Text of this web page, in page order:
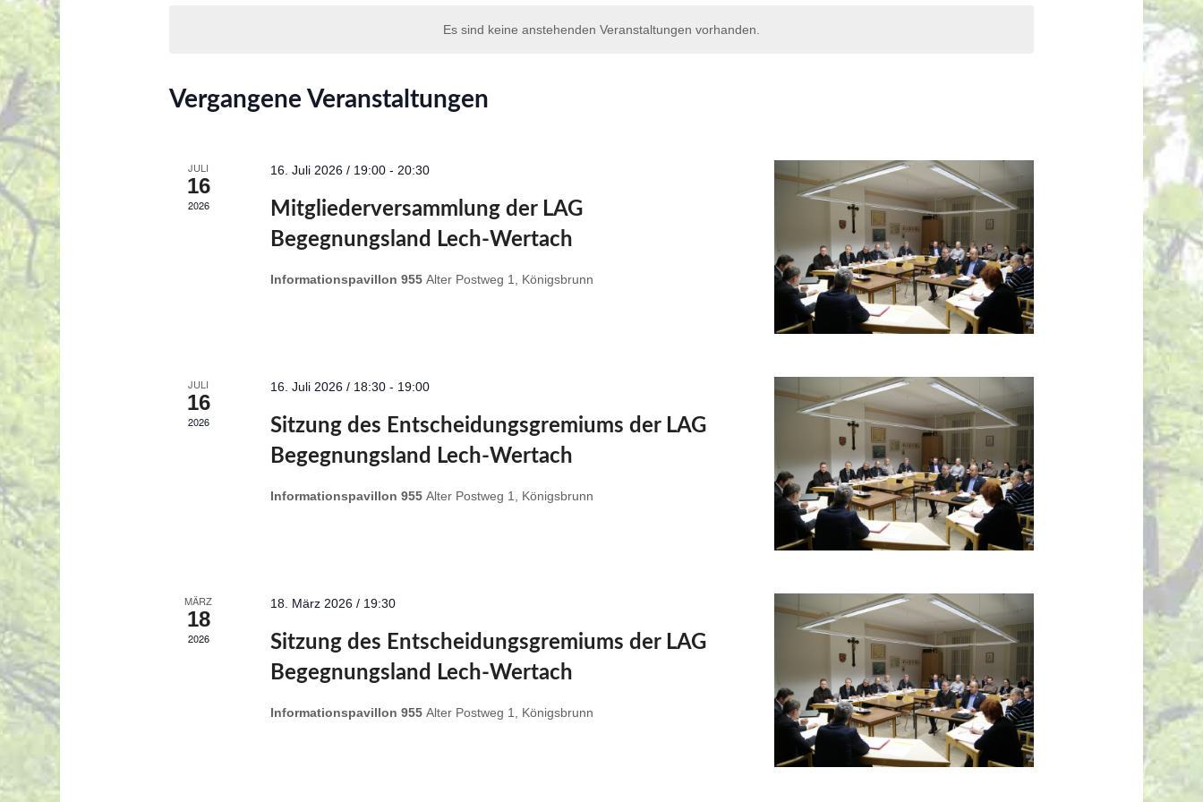
Es sind keine anstehenden Veranstaltungen vorhanden.
Kalender
Vergangene Veranstaltungen
JULI
16
2026
16. Juli 2026 / 19:00 - 20:30
Mitgliederversammlung der LAG
Begegnungsland Lech-Wertach
Informationspavillon 955 Alter Postweg 1, Königsbrunn
JULI
16
2026
16. Juli 2026 / 18:30 - 19:00
Sitzung des Entscheidungsgremiums der LAG
Begegnungsland Lech-Wertach
Informationspavillon 955 Alter Postweg 1, Königsbrunn
MÄRZ
18
2026
18. März 2026 / 19:30
Sitzung des Entscheidungsgremiums der LAG
Begegnungsland Lech-Wertach
Informationspavillon 955 Alter Postweg 1, Königsbrunn